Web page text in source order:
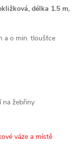
délka 1.5 m,
a o min. tloušťce
na žebřiny
váze a místě